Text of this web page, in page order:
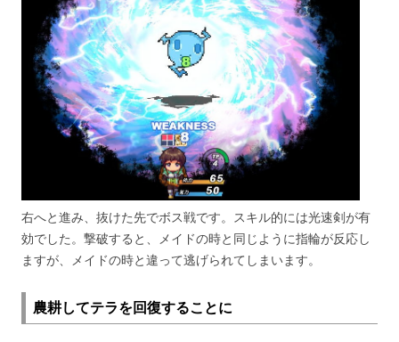
右へと進み、抜けた先でボス戦です。スキル的には光速剣が有
効でした。撃破すると、メイドの時と同じように指輪が反応し
ますが、メイドの時と違って逃げられてしまいます。
農耕してテラを回復することに